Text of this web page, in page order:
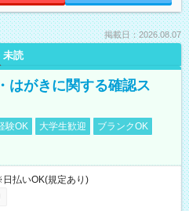
掲載日：2026.08.07
未読
はがきに関する確認ス
験OK 大学生歓迎
ブランクOK
払いOK(規定あり)